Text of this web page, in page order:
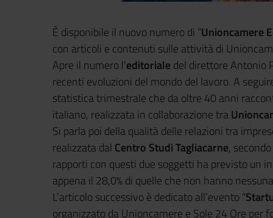
È disponibile il nuovo numero di “Unioncamere
con articoli e contenuti sulle attività di
Apre il numero l'editorialedel direttore Antonio
recenti evoluzioni del mondo del lavoro. A
statistica trimestrale che da oltre 40 anni
italiano, realizzata in collaborazione tra
Si parla poi della qualità delle relazioni tra
realizzata dal Centro Studi Tagliacarne,
rapporti con questi due soggetti ha previsto un
appena il 28,0% di quelle che non hanno
L’articolo successivo è dedicato all’evento “
organizzato da Unioncamere e Sole 24 Ore